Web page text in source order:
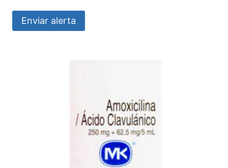
Enviar alerta